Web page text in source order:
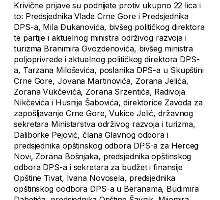
Krivične prijave su podnijete protiv ukupno 22 lica i
to: Predsjednika Vlade Crne Gore i Predsjednika
DPS-a, Mila Đukanovića, bivšeg političkog direktora
te partije i aktuelnog ministra održivog razvoja i
turizma Branimira Gvozdenovića, bivšeg ministra
poljoprivrede i aktuelnog političkog direktora DPS-
a, Tarzana Miloševića, poslanika DPS-a u Skupštini
Crne Gore, Jovana Martinovića, Zorana Jelića,
Zorana Vukčevića, Zorana Srzentića, Radivoja
Nikčevića i Husnije Šabovića, direktorice Zavoda za
zapošljavanje Crne Gore, Vukice Jelić, državnog
sekretara Ministarstva održivog razvoja i turizma,
Daliborke Pejović, člana Glavnog odbora i
predsjednika opštinskog odbora DPS-a za Herceg
Novi, Zorana Bošnjaka, predsjednika opštinskog
odbora DPS-a i sekretara za budžet i finansije
Opštine Tivat, Ivana Novosela, predsjednika
opštinskog oodbora DPS-a u Beranama, Budimira